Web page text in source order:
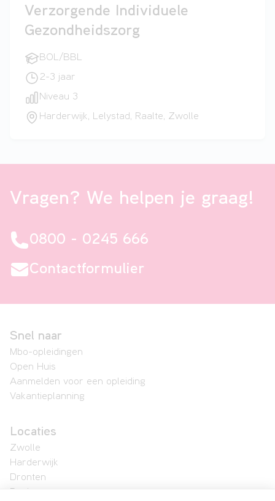
Verzorgende Individuele
Gezondheidszorg
BOL/BBL
2-3 jaar
Niveau 3
Harderwijk, Lelystad, Raalte, Zwolle
Vragen? We helpen je graag!
0800 - 0245 666
Contactformulier
Snel naar
Mbo-opleidingen
Open Huis
Aanmelden voor een opleiding
Vakantieplanning
Locaties
Zwolle
Harderwijk
Dronten